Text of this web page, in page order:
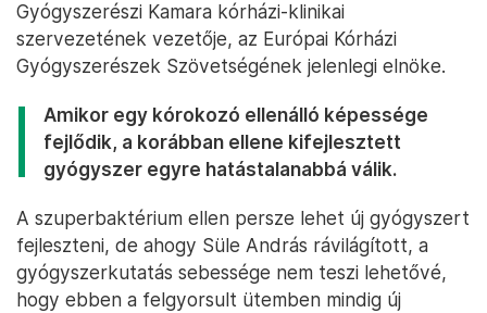
Gyógyszerészi Kamara kórházi-klinikai
szervezetének vezetője, az Európai Kórházi
Gyógyszerészek Szövetségének jelenlegi elnöke.
Amikor egy kórokozó ellenálló képessége
fejlődik, a korábban ellene kifejlesztett
gyógyszer egyre hatástalanabbá válik.
A szuperbaktérium ellen persze lehet új gyógyszert
fejleszteni, de ahogy Süle András rávilágított, a
gyógyszerkutatás sebessége nem teszi lehetővé,
hogy ebben a felgyorsult ütemben mindig új